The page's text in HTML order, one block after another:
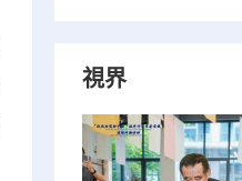
視界